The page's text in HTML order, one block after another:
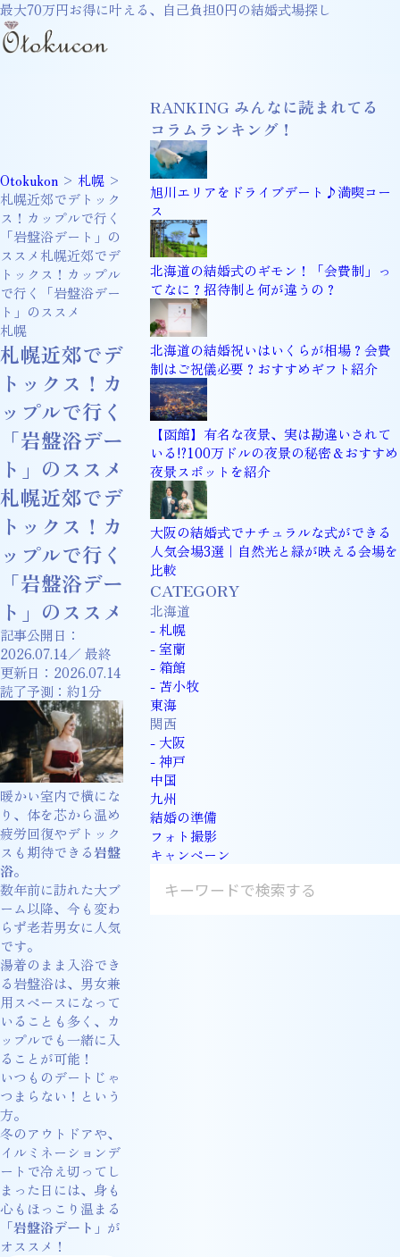
最大70万円お得に叶える、自己負担0円の結婚式場探し
Otokukon > 札幌 >
札幌近郊でデトック
ス！カップルで行く
「岩盤浴デート」の
ススメ札幌近郊でデ
トックス！カップル
で行く「岩盤浴デー
ト」のススメ
札幌
札幌近郊でデ
トックス！カ
ップルで行く
「岩盤浴デー
ト」のススメ
札幌近郊でデ
トックス！カ
ップルで行く
「岩盤浴デー
ト」のススメ
記事公開日：
2026.07.14／ 最終
更新日： 2026.07.14
読了予測：約1分
暖かい室内で横にな
り、体を芯から温め
疲労回復やデトック
スも期待できる岩盤
浴。
数年前に訪れた大ブ
ーム以降、今も変わ
らず老若男女に人気
です。
湯着のまま入浴でき
る岩盤浴は、男女兼
用スペースになって
いることも多く、カ
ップルでも一緒に入
ることが可能！
いつものデートじゃ
つまらない！という
方。
冬のアウトドアや、
イルミネーションデ
ートで冷え切ってし
まった日には、身も
心もほっこり温まる
「岩盤浴デート 」が
オススメ！
RANKING みんなに読まれてる
コラムランキング！
旭川エリアをドライブデート♪満喫コー
ス
北海道の結婚式のギモン！「会費制」っ
てなに？招待制と何が違うの？
北海道の結婚祝いはいくらが相場？会費
制はご祝儀必要？おすすめギフト紹介
【函館】有名な夜景、実は勘違いされて
いる!?100万ドルの夜景の秘密＆おすすめ
夜景スポットを紹介
大阪の結婚式でナチュラルな式ができる
人気会場3選｜自然光と緑が映える会場を
比較
CATEGORY
北海道
- 札幌
- 室蘭
- 箱館
- 苫小牧
東海
関西
- 大阪
- 神戸
中国
九州
結婚の準備
フォト撮影
キャンペーン